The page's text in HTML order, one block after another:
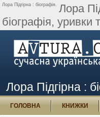
Лора Підгірна : біографія. Лора
біографія, уривки
Лора Підгірна :
ГОЛОВНА КНИЖКИ